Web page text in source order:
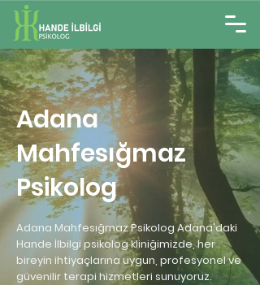
Adana
Mahfesığmaz
Psikolog
Adana Mahfesığmaz Psikolog Adana'daki
Hande İlbilgi psikolog kliniğimizde, her
bireyin ihtiyaçlarına uygun, profesyonel ve
güvenilir terapi hizmetleri sunuyoruz.